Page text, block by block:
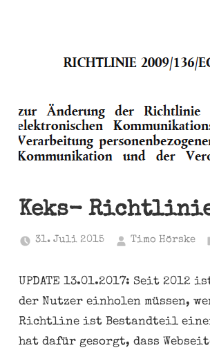
Keks-
31. Juli 2015 Timo Hörske
UPDATE 13.01.2017: Seit
der Nutzer einholen müssen,
Richtline ist Bestandteil einer
hat dafür gesorgt, dass